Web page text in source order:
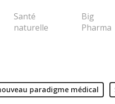
ou Echap pour
Santé
naturelle
Big
Pharma
paradigme médical